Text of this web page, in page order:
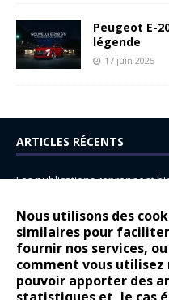
Nous utilisons des
similaires pour
fournir nos services,
comment vous
pouvoir apporter des
Peugeot E-
légende
17 juin 2025
ARTICLES RÉCENTS
Les publications reprennent
14 juillet : nouveau film de
Renault Espace : voyage,
Peugeot E-208 GTi : naissance